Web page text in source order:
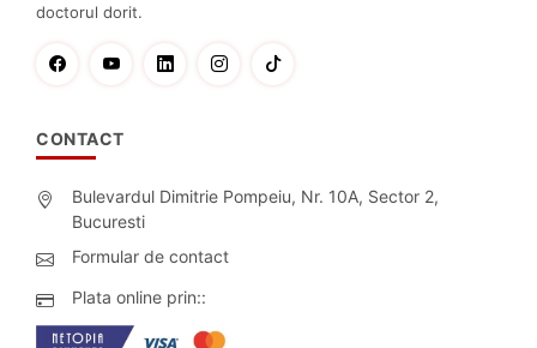
doctorul dorit.
CONTACT
Bulevardul Dimitrie Pompeiu, Nr. 10A, Sector 2,
Bucuresti
Formular de contact
Plata online prin::